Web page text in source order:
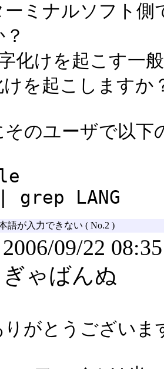
ーミナルソフト
化けを起こす一
けを起こしますか
そのユーザで以下
grep LANG
語が入力できない ( No.2 )
2006/09/22 08:35
ぎゃばんぬ
りがとうございま